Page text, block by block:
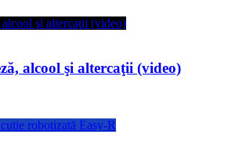
alcool şi altercaţii (video)